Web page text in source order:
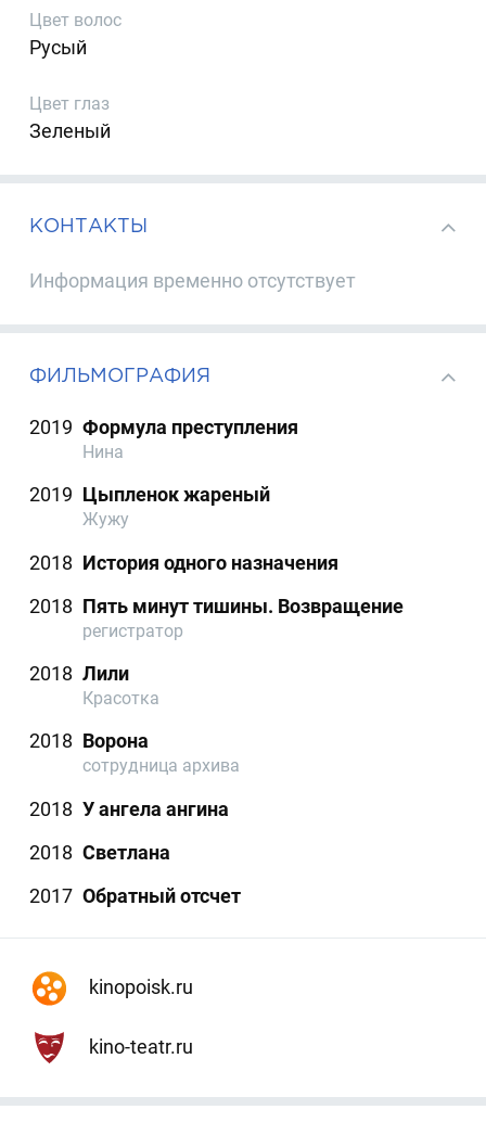
Цвет волос
Русый
Цвет глаз
Зеленый
КОНТАКТЫ
Информация временно отсутствует
ФИЛЬМОГРАФИЯ
2019 Формула преступления
Нина
2019 Цыпленок жареный
Жужу
2018 История одного назначения
2018 Пять минут тишины. Возвращение
регистратор
2018 Лили
Красотка
2018 Ворона
сотрудница архива
2018 У ангела ангина
2018 Светлана
2017 Обратный отсчет
kinopoisk.ru
kino-teatr.ru